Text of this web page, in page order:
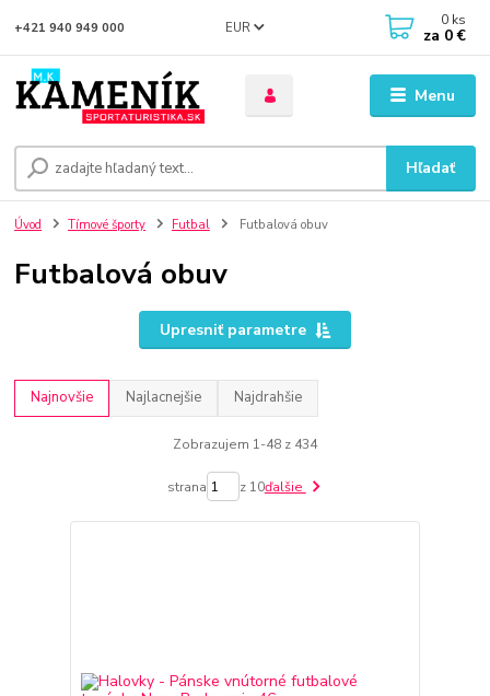
Menu
EUR
Hľadať
+421 940 949 000 0 ks
za 0 €
Úvod Tímové športy Futbal Futbalová obuv
Futbalová obuv
Upresniť parametre
Najnovšie Najlacnejšie Najdrahšie
Zobrazujem 1-48 z 434
strana z 10ďalšie